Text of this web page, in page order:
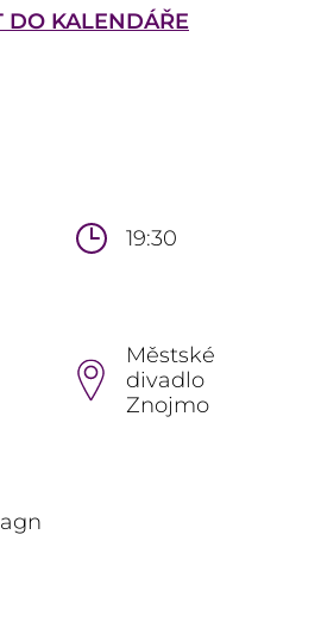
DO KALENDÁŘE
19:30
Městské
divadlo
Znojmo